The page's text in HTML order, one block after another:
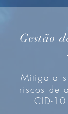
Gestão
Mitiga a
riscos de
CID-